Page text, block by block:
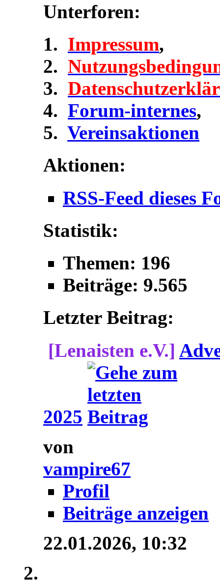
Unterforen:
Impressum,
Forum-internes,
Vereinsaktionen
Aktionen:
RSS-Feed dieses
Statistik:
Themen: 196
Beiträge: 9.565
Letzter Beitrag:
[Lenaisten e.V.]
2025
von
vampire67
Profil
Beiträge anzeigen
22.01.2026, 10:32